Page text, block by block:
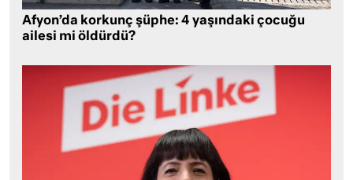
Afyon’da korkunç şüphe: 4 yaşındaki çocuğu
ailesi mi öldürdü?